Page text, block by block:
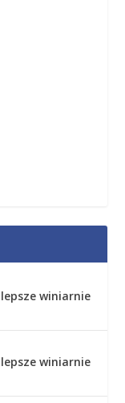
winiarnie
winiarnie